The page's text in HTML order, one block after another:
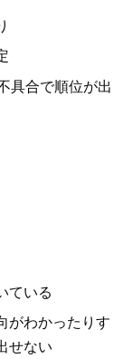
具合で順位が出
ている
がわかったりす
せない